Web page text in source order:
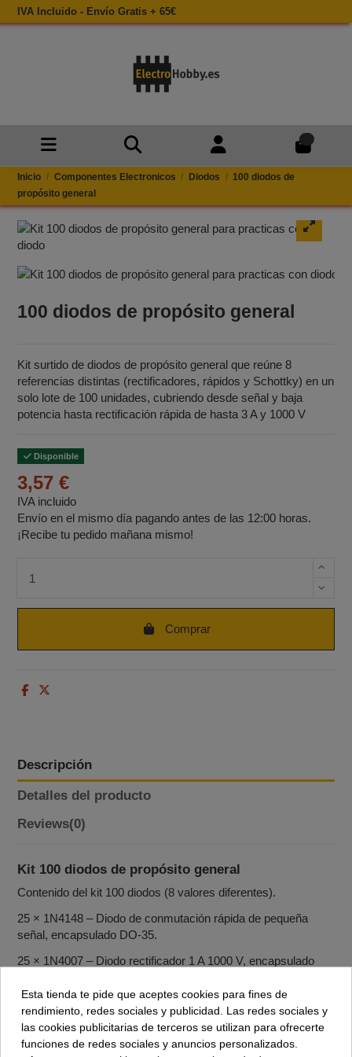
IVA Incluido - Envío Gratis + 65€
Inicio Componentes Electronicos Diodos
100 diodos de
propósito general
100 diodos de propósito general
Kit surtido de diodos de propósito general que reúne 8
referencias distintas (rectificadores, rápidos y Schottky) en un
solo lote de 100 unidades, cubriendo desde señal y baja
potencia hasta rectificación rápida de hasta 3 A y 1000 V
Disponible
3,57 €
IVA incluido
Envío en el mismo día pagando antes de las 12:00 horas.
¡Recibe tu pedido mañana mismo!
Comprar
Descripción
Detalles del producto
Reviews(0)
Kit 100 diodos de propósito general
Contenido del kit 100 diodos (8 valores diferentes).
25 × 1N4148 – Diodo de conmutación rápida de pequeña
señal, encapsulado DO‑35.
25 × 1N4007 – Diodo rectificador 1 A 1000 V, encapsulado
10 × 1N5819 – Diodo Schottky 1 A 40 V, baja caída de
tensión, encapsulado DO‑41.
10 × 1N5399 – Diodo rectificador 1,5 A 1000 V, 4,8 W,
Esta tienda te pide que aceptes cookies para fines de
rendimiento, redes sociales y publicidad. Las redes sociales y
las cookies publicitarias de terceros se utilizan para ofrecerte
funciones de redes sociales y anuncios personalizados.